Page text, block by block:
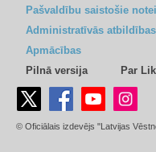
Pašvaldību saistošie
Administratīvās
Apmācības
Pilnā versija
Par
© Oficiālais izdevējs "Latvijas